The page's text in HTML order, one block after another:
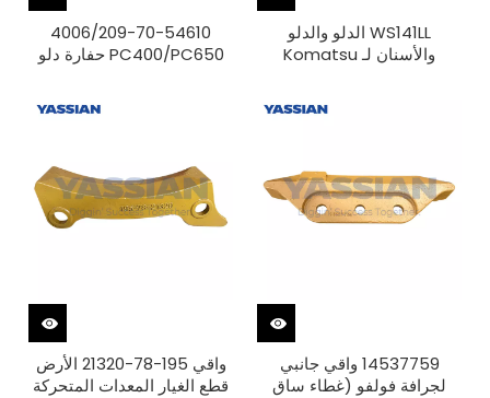
WS141LL الدلو والدلو
والأسنان لـ Komatsu
4006/209-70-54610
PC400/PC650 حفارة دلو
شفرة حامي
14537759 واقي جانبي
لجرافة فولفو (غطاء ساق
واقي 195-78-21320 الأرض
قطع الغيار المعدات المتحركة